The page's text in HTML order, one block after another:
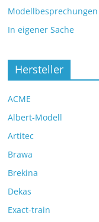
Modellbesprechungen
In eigener Sache
Hersteller
ACME
Albert-Modell
Artitec
Brawa
Brekina
Dekas
Exact-train